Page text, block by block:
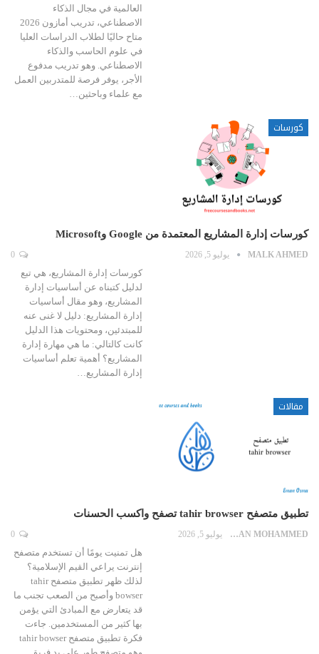
العالمية في مجال الذكاء
الاصطناعي، تدريب أمازون 2026
متاح حاليًا لطلاب الدراسات العليا
في علوم الحاسب والذكاء
الاصطناعي. وهو تدريب مدفوع
الأجر، يوفر فرصة للمتدربين العمل
مع علماء وباحثين…
كورسات
كورسات إدارة المشاريع المعتمدة من Google وMicrosoft
MALK AHMED يوليو 5, 2026
كورسات إدارة المشاريع، هي تبع
لدليل كتبناه عن أساسيات إدارة
المشاريع، وهو مقال أساسيات
إدارة المشاريع: دليل لا غنى عنه
للمبتدئين، ومحتويات هذا الدليل
كانت كالتالي: ما هي مهارة إدارة
المشاريع؟ أهمية تعلم أساسيات
إدارة المشاريع…
مقالات
تطبيق متصفح tahir browser تصفح واكسب الحسنات
EMAN MOHAMMED يوليو 5, 2026
هل تمنيت يومًا أن تستخدم متصفح
إنترنت يراعي القيم الإسلامية؟
لذلك ظهر تطبيق متصفح tahir
bowser وأصبح من الصعب تجنب ما
قد يتعارض مع المبادئ التي يؤمن
بها كثير من المستخدمين. جاءت